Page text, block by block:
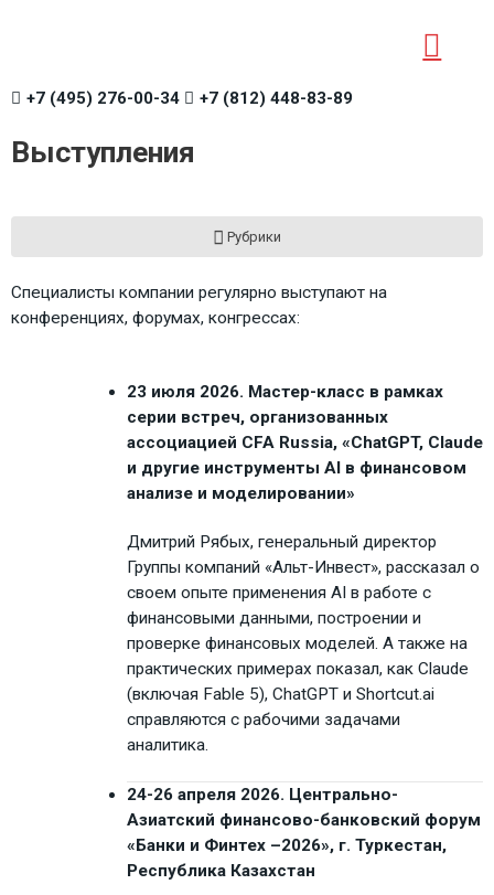
+7 (495) 276-00-34 +7 (812) 448-83-89
Выступления
Рубрики
Специалисты компании регулярно выступают на
конференциях, форумах, конгрессах:
23 июля 2026. Мастер-класс в рамках
серии встреч, организованных
ассоциацией CFA Russia, «ChatGPT, Claude
и другие инструменты AI в финансовом
анализе и моделировании»
Дмитрий Рябых, генеральный директор
Группы компаний «Альт-Инвест», рассказал о
своем опыте применения AI в работе с
финансовыми данными, построении и
проверке финансовых моделей. А также на
практических примерах показал, как Claude
(включая Fable 5), ChatGPT и Shortcut.ai
справляются с рабочими задачами
аналитика.
24-26 апреля 2026. Центрально-
Азиатский финансово-банковский форум
«Банки и Финтех –2026», г. Туркестан,
Республика Казахстан